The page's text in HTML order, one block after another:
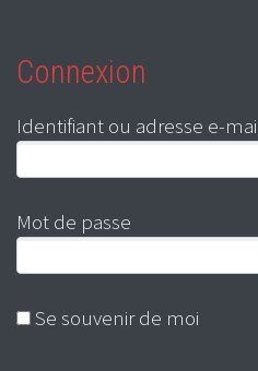
Connexion
Identifiant ou adresse e-
Mot de passe
Se souvenir de moi